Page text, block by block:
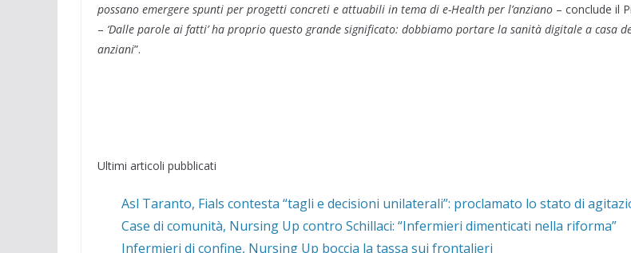
possano emergere spunti per progetti concreti e attuabili in tema di e-Health per l’anziano – conclude il
– ‘Dalle parole ai fatti’ ha proprio questo grande significato: dobbiamo portare la sanità digitale a casa
anziani”.
Ultimi articoli pubblicati
Asl Taranto, Fials contesta “tagli e decisioni unilaterali”: proclamato lo stato di
Case di comunità, Nursing Up contro Schillaci: “Infermieri dimenticati nella riforma”
Infermieri di confine, Nursing Up boccia la tassa sui frontalieri